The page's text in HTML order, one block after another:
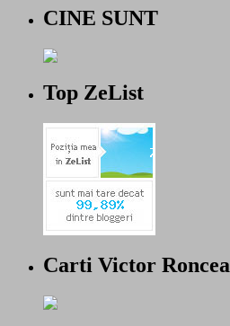
CINE SUNT
Top ZeList
Carti Victor Roncea